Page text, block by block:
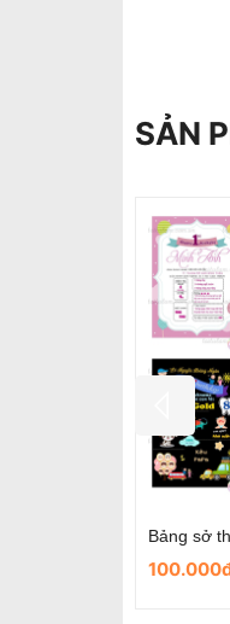
SẢN
Bảng sở